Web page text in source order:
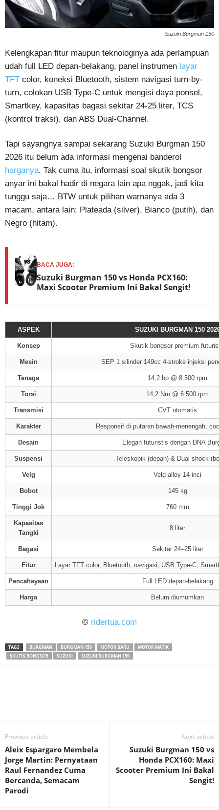
Suzuki Burgman 150
Kelengkapan fitur maupun teknologinya ada perlampuan
udah full LED depan-belakang, panel instrumen layar
TFT color, koneksi Bluetooth, sistem navigasi turn-by-
turn, colokan USB Type-C untuk mengisi daya ponsel,
Smartkey, kapasitas bagasi sekitar 24-25 liter, TCS
(kontrol traksi), dan ABS Dual-Channel.
Tapi sayangnya sampai sekarang Suzuki Burgman 150
2026 itu belum ada informasi mengenai banderol
harganya. Tak cuma itu, informasi soal skutik bongsor
anyar ini bakal hadir di negara lain apa nggak, jadi kita
tunggu saja… BTW untuk pilihan warnanya ada 3
macam, antara lain: Plateada (silver), Bianco (putih), dan
Negro (hitam).
BACA JUGA:
Suzuki Burgman 150 vs Honda PCX160:
Maxi Scooter Premium Ini Bakal Sengit!
ASPEK SUZUKI BURGMAN 150
Konsep Skutik bongsor premium
Mesin SEP 1 silinder 149cc 4-stroke injeksi
Tenaga 14,2 hp @ 8.500 rpm
Torsi 14,2 Nm @ 6.500 rpm
Transmisi CVT otomatis
Karakter Responsif di putaran bawah-menengah,
Desain Elegan futuristis dengan DNA
Suspensi Teleskopik (depan) & Dual shock
Velg Velg alloy 14 inci
Bobot 145 kg
Tinggi Jok 760 mm
Kapasitas
Tangki
8 liter
Bagasi Sekitar 24–25 liter
Fitur Layar TFT color, Bluetooth, navigasi, USB Type-C,
Pencahayaan Full LED depan-belakang
Harga Belum diumumkan
© ridertua.com
TAGS BURGMAN BURGMAN 150 MOTOR BARU
MOTOR MATIK
SKUTIK BONGSOR
SUZUKI SUZUKI BURGMAN 150
Previous article
Aleix Espargaro Membela
Jorge Martin: Pernyataan
Raul Fernandez Cuma
Bercanda, Semacam
Parodi
Next article
Suzuki Burgman 150 vs
Honda PCX160: Maxi
Scooter Premium Ini Bakal
Sengit!